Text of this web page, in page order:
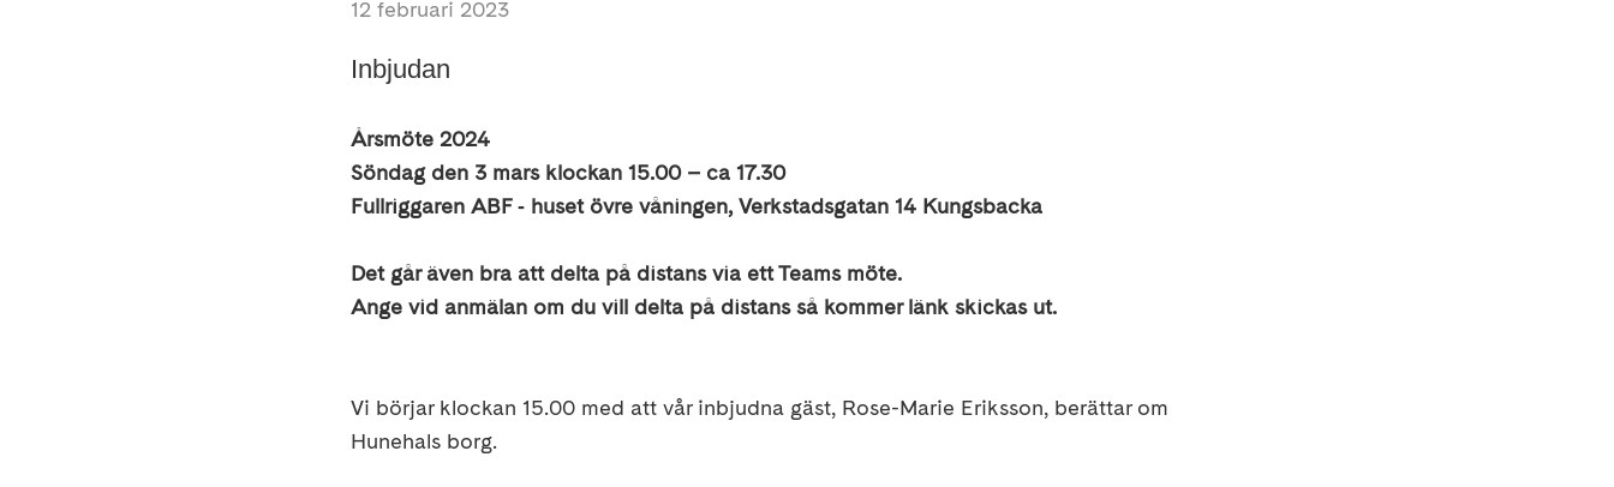
12 februari 2023
Inbjudan
Årsmöte 2024
Söndag den 3 mars klockan 15.00 – ca 17.30
Fullriggaren ABF‐ huset övre våningen, Verkstadsgatan 14 Kungsbacka
Det går även bra att delta på distans via ett Teams möte.
Ange vid anmälan om du vill delta på distans så kommer länk skickas ut.
Vi börjar klockan 15.00 med att vår inbjudna gäst, Rose-Marie Eriksson, berättar om
Hunehals borg.